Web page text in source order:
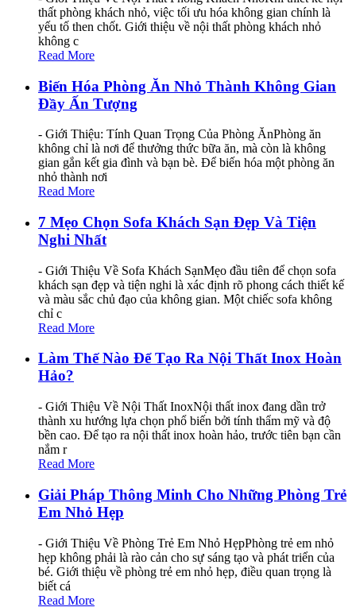
thất phòng khách nhỏ, việc tối ưu hóa không gian chính là
yếu tố then chốt. Giới thiệu về nội thất phòng khách nhỏ
không c
Read More
Biến Hóa Phòng Ăn Nhỏ Thành Không Gian
Đầy Ấn Tượng
- Giới Thiệu: Tính Quan Trọng Của Phòng ĂnPhòng ăn
không chỉ là nơi để thưởng thức bữa ăn, mà còn là không
gian gắn kết gia đình và bạn bè. Để biến hóa một phòng ăn
nhỏ thành nơi
Read More
7 Mẹo Chọn Sofa Khách Sạn Đẹp Và Tiện
Nghi Nhất
- Giới Thiệu Về Sofa Khách SạnMẹo đầu tiên để chọn sofa
khách sạn đẹp và tiện nghi là xác định rõ phong cách thiết kế
và màu sắc chủ đạo của không gian. Một chiếc sofa không
chỉ c
Read More
Làm Thế Nào Để Tạo Ra Nội Thất Inox Hoàn
Hảo?
- Giới Thiệu Về Nội Thất InoxNội thất inox đang dần trở
thành xu hướng lựa chọn phổ biến bởi tính thẩm mỹ và độ
bền cao. Để tạo ra nội thất inox hoàn hảo, trước tiên bạn cần
nắm r
Read More
Giải Pháp Thông Minh Cho Những Phòng Trẻ
Em Nhỏ Hẹp
- Giới Thiệu Về Phòng Trẻ Em Nhỏ HẹpPhòng trẻ em nhỏ
hẹp không phải là rào cản cho sự sáng tạo và phát triển của
bé. Giới thiệu về phòng trẻ em nhỏ hẹp, điều quan trọng là
biết cá
Read More